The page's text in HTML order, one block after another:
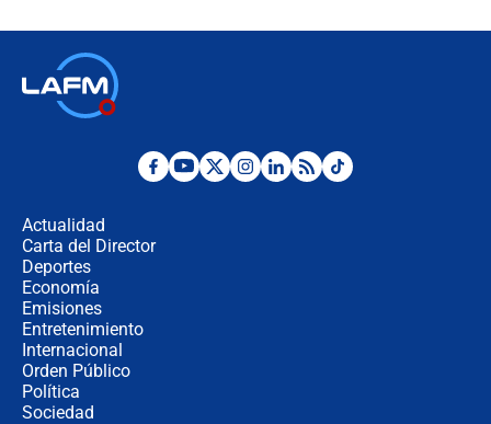
¿La posesión de Abelardo De la
Actualidad
Carta del Director
Deportes
Economía
Emisiones
Entretenimiento
Internacional
Orden Público
Política
Sociedad